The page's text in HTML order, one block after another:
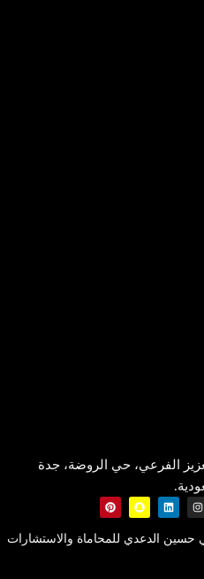
الفرعي، حي الروضة، جدة
الدعدي للمحاماة والاستشارات